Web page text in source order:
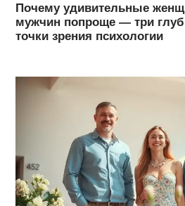
Почему удивительные
мужчин попроще — три
точки зрения психологии